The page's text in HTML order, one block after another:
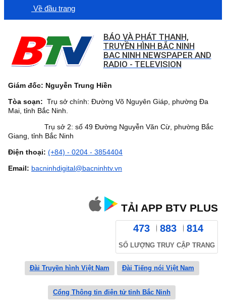
Về đầu trang
BÁO VÀ PHÁT THANH,
TRUYỀN HÌNH BẮC NINH
BAC NINH NEWSPAPER AND
RADIO - TELEVISION
Giám đốc: Nguyễn Trung Hiền
Tòa soạn: Trụ sở chính: Đường Võ Nguyên Giáp, phường Đa
Mai, tỉnh Bắc Ninh.
Trụ sở 2: số 49 Đường Nguyễn Văn Cừ, phường Bắc
Giang, tỉnh Bắc Ninh
Điện thoại: (+84) - 0204 - 3854404
Email: bacninhdigital@bacninhtv.vn
TẢI APP BTV PLUS
473 883 814
SỐ LƯỢNG TRUY CẬP TRANG
Đài Truyền hình Việt Nam Đài Tiếng nói Việt Nam
Cổng Thông tin điện tử tỉnh Bắc Ninh